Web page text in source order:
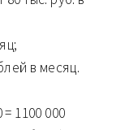
в месяц.
1100 000